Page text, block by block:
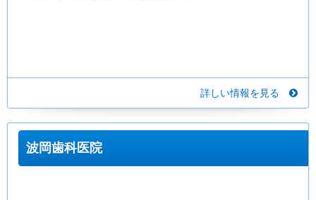
詳しい情報を見る
波岡歯科医院